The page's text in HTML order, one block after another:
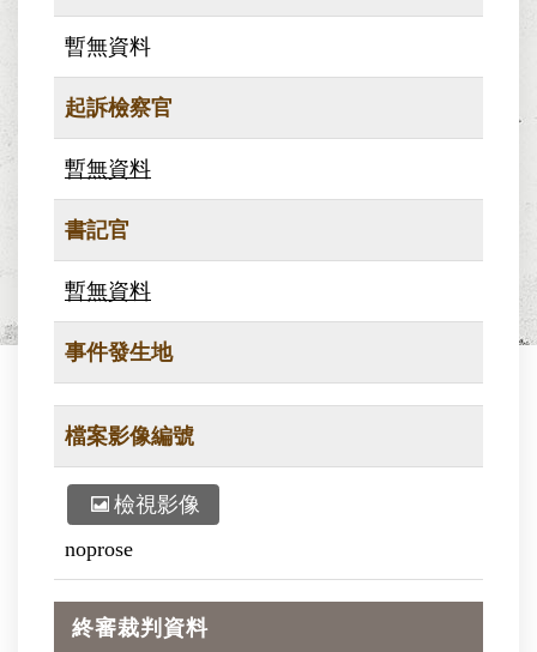
暫無資料
起訴檢察官
暫無資料
書記官
暫無資料
事件發生地
檔案影像編號
檢視影像
noprose
終審裁判資料